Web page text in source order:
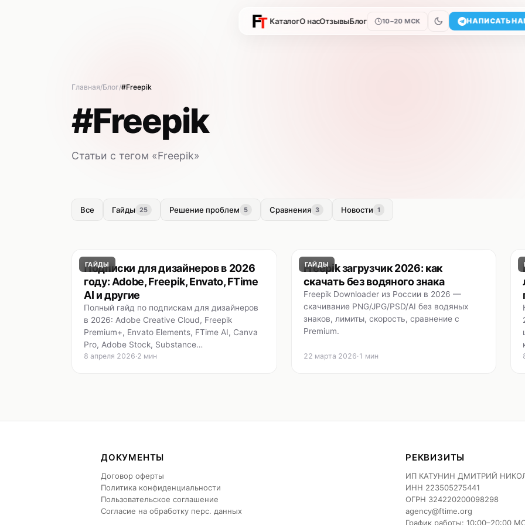
КаталогО насОтзывыБлог 10–20 МСК НАПИСАТЬ
Главная Блог #Freepik
#Freepik
Статьи с тегом «Freepik»
Все Гайды 25 Решение проблем 5 Сравнения 3 Новости 1
ГАЙДЫ
Подписки для дизайнеров в 2026
году: Adobe, Freepik, Envato, FTime
AI и другие
Полный гайд по подпискам для дизайнеров
в 2026: Adobe Creative Cloud, Freepik
Premium+, Envato Elements, FTime AI, Canva
Pro, Adobe Stock, Substance…
8 апреля 2026·2 мин
ГАЙДЫ
Freepik загрузчик 2026: как
скачать без водяного знака
Freepik Downloader из России в 2026 —
скачивание PNG/JPG/PSD/AI без водяных
знаков, лимиты, скорость, сравнение с
Premium.
22 марта 2026· 1 мин
ДОКУМЕНТЫ
Договор оферты
Политика конфиденциальности
Пользовательское соглашение
Согласие на обработку перс. данных
РЕКВИЗИТЫ
ИП КАТУНИН ДМИТРИЙ
ИНН 223505275441
ОГРН 324220200098298
agency@ftime.org
График работы: 10:00–20:00